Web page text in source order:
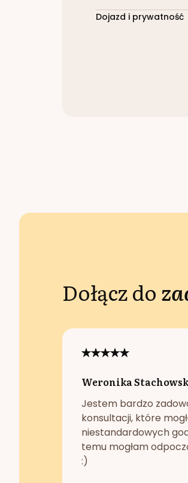
Dojazd i prywatność
Dołącz do
Weronika
Jestem bardzo
konsultacji, które
niestandardowych
temu mogłam
:)